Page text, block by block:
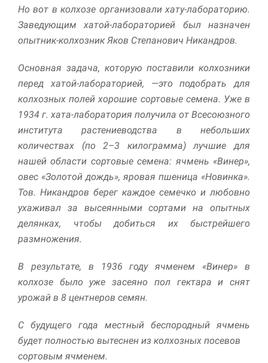
Но вот в колхозе организовали хату-лабораторию.
Заведующим хатой-лабораторией был назначен
опытник-колхозник Яков Степанович Никандров.
Основная задача, которую поставили колхозники
перед хатой-лабораторией, —это подобрать для
колхозных полей хорошие сортовые семена. Уже в
1934 г. хата-лаборатория получила от Всесоюзного
института растениеводства в небольших
количествах (по 2–3 килограмма) лучшие для
нашей области сортовые семена: ячмень «Винер»,
овес «Золотой дождь», яровая пшеница «Новинка».
Тов. Никандров берег каждое семечко и любовно
ухаживал за высеянными сортами на опытных
делянках, чтобы добиться их быстрейшего
размножения.
В результате, в 1936 году ячменем «Винер» в
колхозе было уже засеяно пол гектара и снят
урожай в 8 центнеров семян.
С будущего года местный беспородный ячмень
будет полностью вытеснен из колхозных посевов
сортовым ячменем.
время вашего
посещения, отказ от
использования этих
файлов cookie
некоторых функций
сайта.
Маркетинг
интересами и
информацией о вашем
поведении во время
посещения нашего
сайта, вы повышаете
вероятность того, что
будете получать
персонализированный